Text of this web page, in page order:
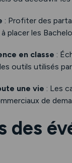
: Profiter des
placer les
en classe :
outils utilisés
une vie : Les
de
des